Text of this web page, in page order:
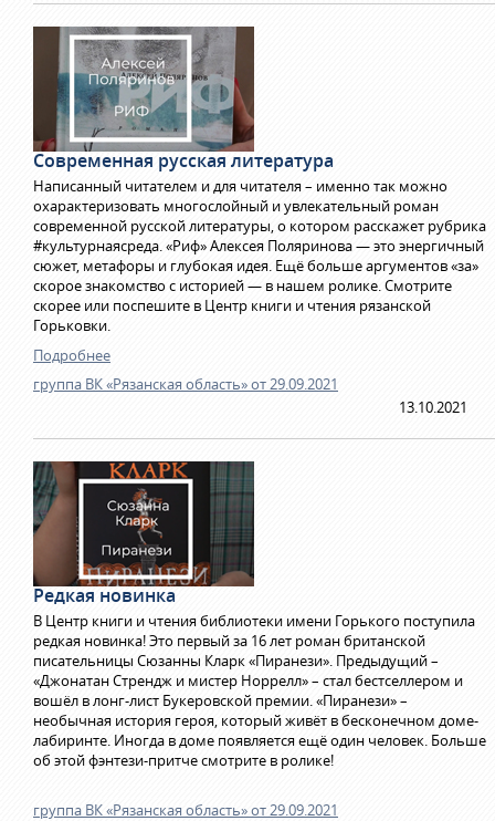
Современная русская литература
Написанный читателем и для читателя – именно так можно
охарактеризовать многослойный и увлекательный роман
современной русской литературы, о котором расскажет рубрика
#культурнаясреда. «Риф» Алексея Поляринова — это энергичный
сюжет, метафоры и глубокая идея. Ещё больше аргументов «за»
скорое знакомство с историей — в нашем ролике. Смотрите
скорее или поспешите в Центр книги и чтения рязанской
Горьковки.
Подробнее
группа ВК «Рязанская область» от 29.09.2021
13.10.2021
Редкая новинка
В Центр книги и чтения библиотеки имени Горького поступила
редкая новинка! Это первый за 16 лет роман британской
писательницы Сюзанны Кларк «Пиранези». Предыдущий –
«Джонатан Стрендж и мистер Норрелл» – стал бестселлером и
вошёл в лонг-лист Букеровской премии. «Пиранези» –
необычная история героя, который живёт в бесконечном доме-
лабиринте. Иногда в доме появляется ещё один человек. Больше
об этой фэнтези-притче смотрите в ролике!
группа ВК «Рязанская область» от 29.09.2021